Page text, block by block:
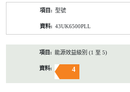
型號
43UK6500PLL
能源效益級別 (1 至 5)
4